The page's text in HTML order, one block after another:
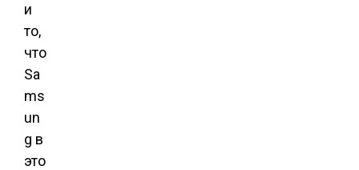
и
то,
что
Sa
ms
un
g в
это